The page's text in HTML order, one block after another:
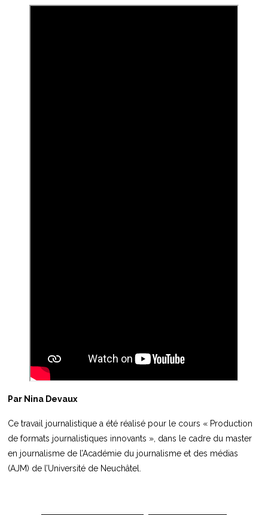
Par Nina Devaux
Ce travail journalistique a été réalisé pour le cours « Production
de formats journalistiques innovants », dans le cadre du master
en journalisme de l’Académie du journalisme et des médias
(AJM) de l’Université de Neuchâtel.